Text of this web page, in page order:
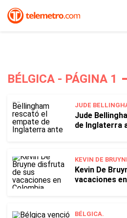
BÉLGICA - PÁGINA 1
JUDE
Jude
de Inglaterra
KEVIN DE
Kevin De
vacaciones
BÉLGICA.